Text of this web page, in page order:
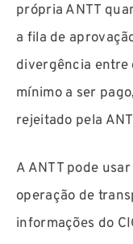
própria ANTT
a fila de
divergência entre
mínimo a ser
rejeitado pela
A ANTT pode
operação de
informações do